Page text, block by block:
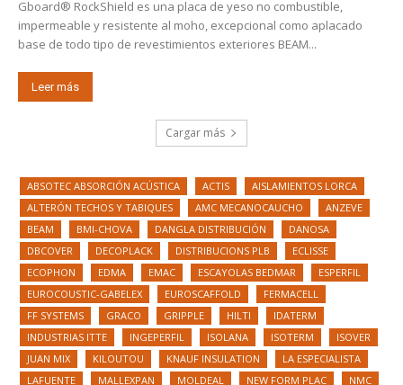
Gboard® RockShield es una placa de yeso no combustible,
impermeable y resistente al moho, excepcional como aplacado
base de todo tipo de revestimientos exteriores BEAM...
Leer más
Cargar más
ABSOTEC ABSORCIÓN ACÚSTICA ACTIS
AISLAMIENTOS LORCA
ALTERÓN TECHOS Y TABIQUES
AMC MECANOCAUCHO
ANZEVE
BEAM
BMI-CHOVA DANGLA DISTRIBUCIÓN
DANOSA
DBCOVER
DECOPLACK DISTRIBUCIONS PLB
ECLISSE
ECOPHON
EDMA EMAC ESCAYOLAS BEDMAR
ESPERFIL
EUROCOUSTIC-GABELEX
EUROSCAFFOLD
FERMACELL
FF SYSTEMS
GRACO GRIPPLE HILTI
IDATERM
INDUSTRIAS ITTE
INGEPERFIL ISOLANA ISOTERM
ISOVER
JUAN MIX
KILOUTOU KNAUF INSULATION
LA ESPECIALISTA
LAFUENTE
MALLEXPAN MOLDEAL NEW FORM PLAC NMC